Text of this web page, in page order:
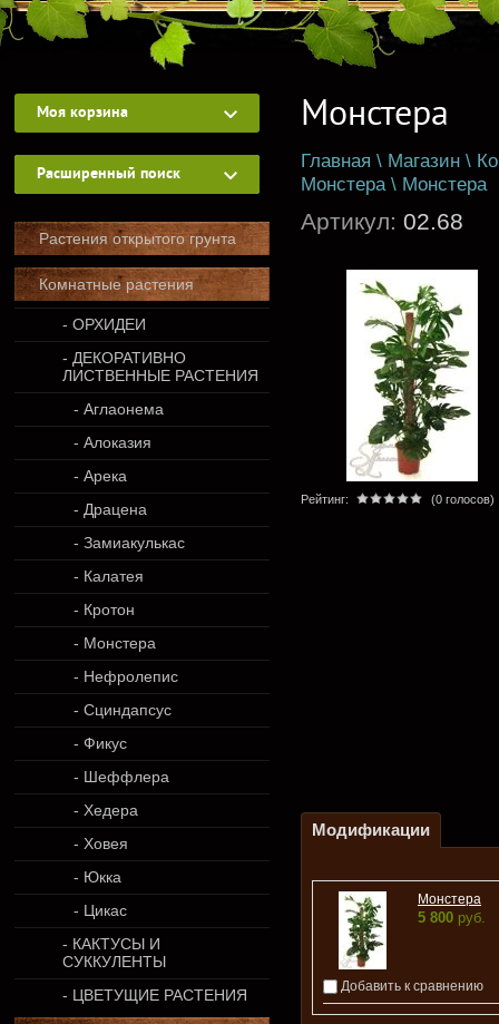
Монстера
Главная \ Магазин \
Монстера \ Монстера
Артикул: 02.68
Рейтинг: (0 голосов)
Модификации
Монстера
5 800 руб.
Добавить к сравнению
Моя корзина
Расширенный поиск
Растения открытого грунта
Комнатные растения
- ОРХИДЕИ
- ДЕКОРАТИВНО
ЛИСТВЕННЫЕ РАСТЕНИЯ
- Аглаонема
- Алоказия
- Арека
- Драцена
- Замиакулькас
- Калатея
- Кротон
- Монстера
- Нефролепис
- Сциндапсус
- Фикус
- Шеффлера
- Хедера
- Ховея
- Юкка
- Цикас
- КАКТУСЫ И
СУККУЛЕНТЫ
- ЦВЕТУЩИЕ РАСТЕНИЯ